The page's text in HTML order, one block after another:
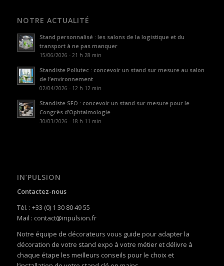
NOTRE ACTUALITÉ
Stand personnalisé : les salons de la logistique et du
transport à ne pas manquer
15/06/2026 - 21 h 28 min
Standiste Pollutec : concevoir un stand sur mesure au salon
de l’environnement
02/04/2026 - 12 h 12 min
Standiste SFO : concevoir un stand sur mesure pour le
Congrès d’Ophtalmologie
30/03/2026 - 18 h 11 min
IN’PULSION
Contactez-nous
Tél. : +33 (0) 1 30 80 49 55
Mail : contact@inpulsion.fr
Notre équipe de décorateurs vous guide pour adapter la
décoration de votre stand expo à votre métier et délivre à
chaque étape les meilleurs conseils pour le choix et